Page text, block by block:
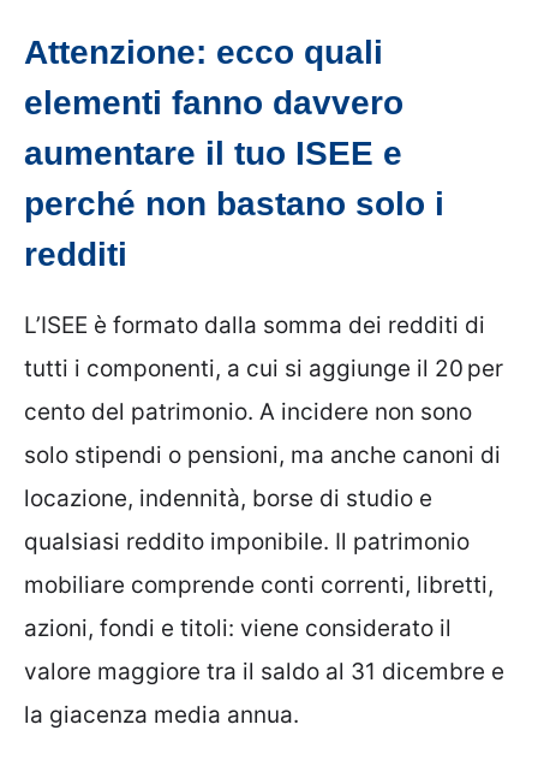
Attenzione: ecco quali
elementi fanno davvero
aumentare il tuo ISEE e
perché non bastano solo i
redditi
L’ISEE è formato dalla somma dei redditi di
tutti i componenti, a cui si aggiunge il 20 per
cento del patrimonio. A incidere non sono
solo stipendi o pensioni, ma anche canoni di
locazione, indennità, borse di studio e
qualsiasi reddito imponibile. Il patrimonio
mobiliare comprende conti correnti, libretti,
azioni, fondi e titoli: viene considerato il
valore maggiore tra il saldo al 31 dicembre e
la giacenza media annua.